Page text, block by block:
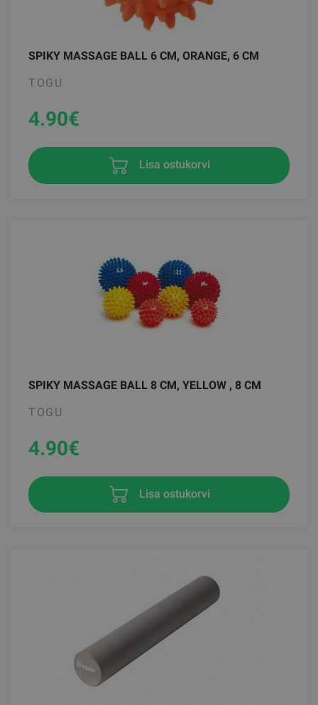
SPIKY MASSAGE BALL 6 CM, ORANGE, 6 CM
TOGU
4.90€
Lisa ostukorvi
SPIKY MASSAGE BALL 8 CM, YELLOW , 8 CM
TOGU
4.90€
Lisa ostukorvi